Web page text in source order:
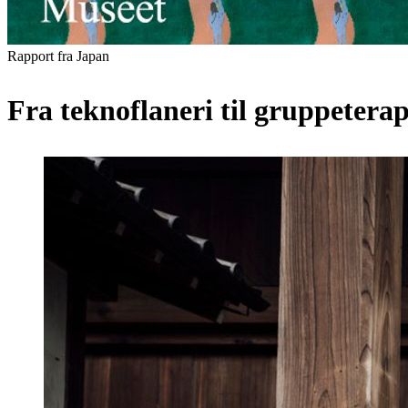
Rapport fra Japan
Fra teknoflaneri til